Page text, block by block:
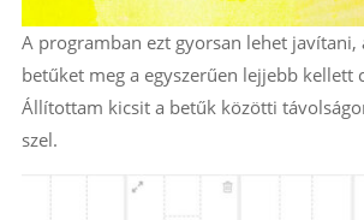
A programban ezt gyorsan lehet javítani,
betűket meg a egyszerűen lejjebb kellett
Állítottam kicsit a betűk közötti
szel.